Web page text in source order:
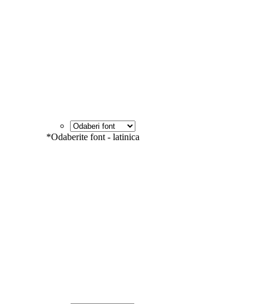
*Odaberite font - latinica